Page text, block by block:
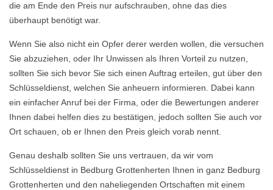
die am Ende den Preis nur aufschrauben, ohne das dies
überhaupt benötigt war.
Wenn Sie also nicht ein Opfer derer werden wollen, die versuchen
Sie abzuziehen, oder Ihr Unwissen als Ihren Vorteil zu nutzen,
sollten Sie sich bevor Sie sich einen Auftrag erteilen, gut über den
Schlüsseldienst, welchen Sie anheuern informieren. Dabei kann
ein einfacher Anruf bei der Firma, oder die Bewertungen anderer
Ihnen dabei helfen dies zu bestätigen, jedoch sollten Sie auch vor
Ort schauen, ob er Ihnen den Preis gleich vorab nennt.
Genau deshalb sollten Sie uns vertrauen, da wir vom
Schlüsseldienst in Bedburg Grottenherten Ihnen in ganz Bedburg
Grottenherten und den naheliegenden Ortschaften mit einem